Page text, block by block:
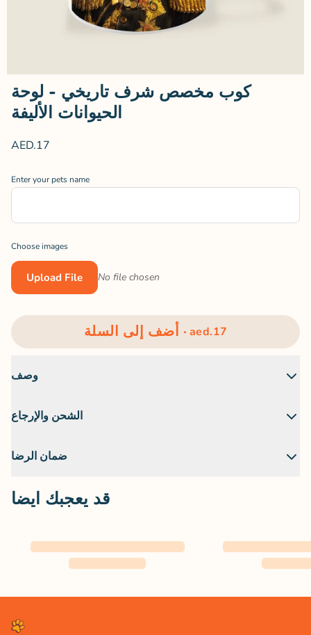
كوب مخصص شرف تاريخي - لوحة
الحيوانات الأليفة
AED.17
Enter your pets name
Choose images
Upload File No file chosen
أضف إلى السلة · aed.17
وصف
الشحن والإرجاع
ضمان الرضا
شرف
الحيوانات
الأليفة
يغلق
قد يعجبك ايضا